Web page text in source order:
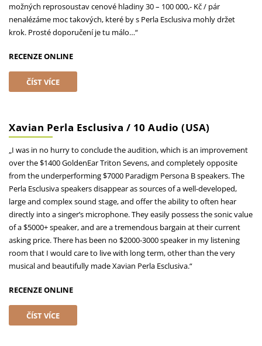
možných reprosoustav cenové hladiny 30 – 100 000,- Kč / pár
nenalézáme moc takových, které by s Perla Esclusiva mohly držet
krok. Prosté doporučení je tu málo…“
RECENZE ONLINE
ČÍST VÍCE
Xavian Perla Esclusiva / 10 Audio (USA)
„I was in no hurry to conclude the audition, which is an improvement
over the $1400 GoldenEar Triton Sevens, and completely opposite
from the underperforming $7000 Paradigm Persona B speakers. The
Perla Esclusiva speakers disappear as sources of a well-developed,
large and complex sound stage, and offer the ability to often hear
directly into a singer’s microphone. They easily possess the sonic value
of a $5000+ speaker, and are a tremendous bargain at their current
asking price. There has been no $2000-3000 speaker in my listening
room that I would care to live with long term, other than the very
musical and beautifully made Xavian Perla Esclusiva.“
RECENZE ONLINE
ČÍST VÍCE